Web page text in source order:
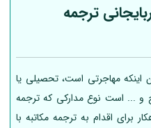
ترجمه
اینکه مهاجرتی است، تحصیلی یا
و ... است نوع مدارکی که ترجمه
برای اقدام به ترجمه مکاتبه با